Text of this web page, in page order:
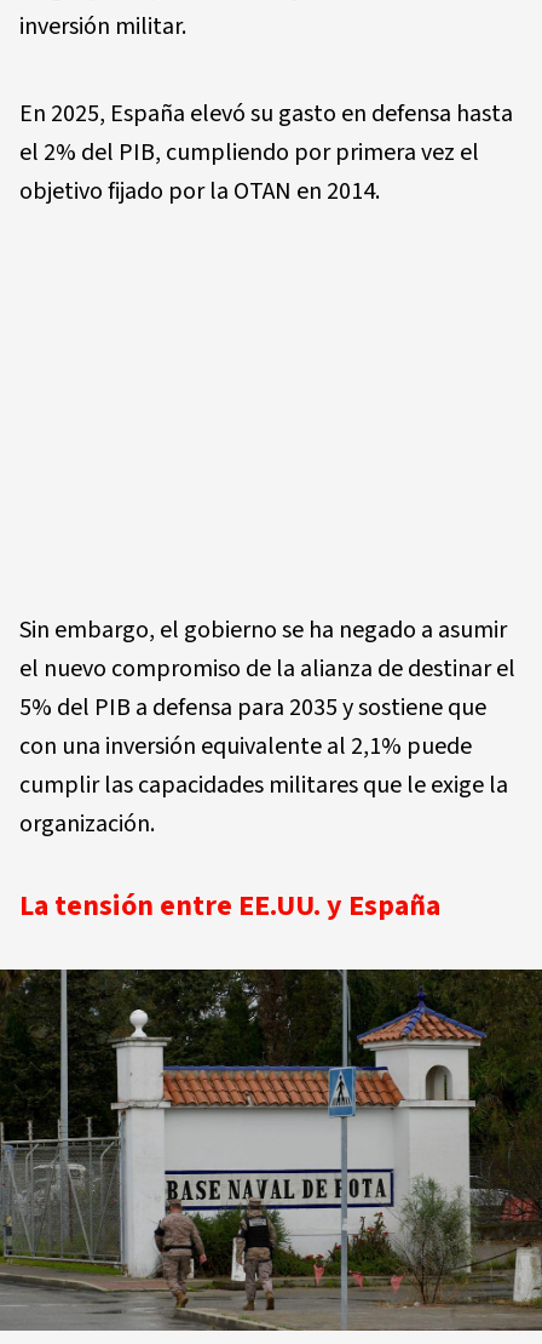
inversión militar.
En 2025, España elevó su gasto en defensa hasta
el 2% del PIB, cumpliendo por primera vez el
objetivo fijado por la OTAN en 2014.
Sin embargo, el gobierno se ha negado a asumir
el nuevo compromiso de la alianza de destinar el
5% del PIB a defensa para 2035 y sostiene que
con una inversión equivalente al 2,1% puede
cumplir las capacidades militares que le exige la
organización.
La tensión entre EE.UU. y España